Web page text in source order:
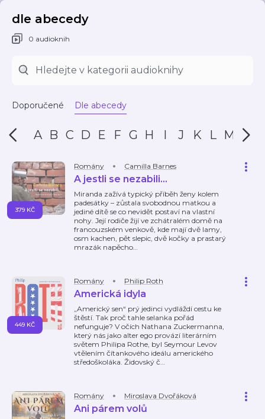
dle abecedy
0 audioknih
Doporučené Dle abecedy
A B C D E F G H I J K L M N
Romány Camilla Barnes
A jestli se nezabili…
Miranda zažívá typický příběh ženy kolem
padesátky – zůstala svobodnou matkou a
jediné dítě se co nevidět postaví na vlastní
nohy. Její rodiče žijí ve zchátralém domě na
francouzském venkově, kde mají dvě lamy,
osm kachen, pět slepic, dvě kočky a prastarý
mrazák napěcho…
379 KČ
Romány Philip Roth
Americká idyla
„Americký sen“ prý jedinci vydláždí cestu ke
štěstí. Tak proč tahle selanka pořád
nefunguje? V očích Nathana Zuckermanna,
který nás jako alter ego provází literárním
světem Philipa Rothe, byl Seymour Levov
vtělením čítankového ideálu amerického
středoškoláka. Židovský č…
449 KČ
Romány Miroslava Dvořáková
Ani párem volů